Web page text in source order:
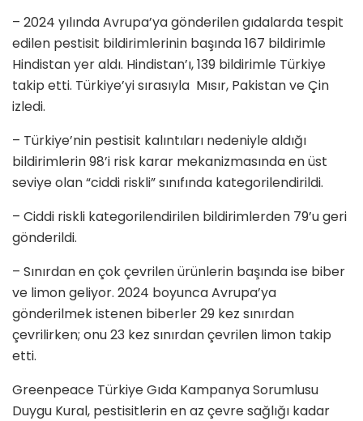
– 2024 yılında Avrupa’ya gönderilen gıdalarda tespit
edilen pestisit bildirimlerinin başında 167 bildirimle
Hindistan yer aldı. Hindistan’ı, 139 bildirimle Türkiye
takip etti. Türkiye’yi sırasıyla Mısır, Pakistan ve Çin
izledi.
– Türkiye’nin pestisit kalıntıları nedeniyle aldığı
bildirimlerin 98’i risk karar mekanizmasında en üst
seviye olan “ciddi riskli” sınıfında kategorilendirildi.
– Ciddi riskli kategorilendirilen bildirimlerden 79’u geri
gönderildi.
– Sınırdan en çok çevrilen ürünlerin başında ise biber
ve limon geliyor. 2024 boyunca Avrupa’ya
gönderilmek istenen biberler 29 kez sınırdan
çevrilirken; onu 23 kez sınırdan çevrilen limon takip
etti.
Greenpeace Türkiye Gıda Kampanya Sorumlusu
Duygu Kural, pestisitlerin en az çevre sağlığı kadar